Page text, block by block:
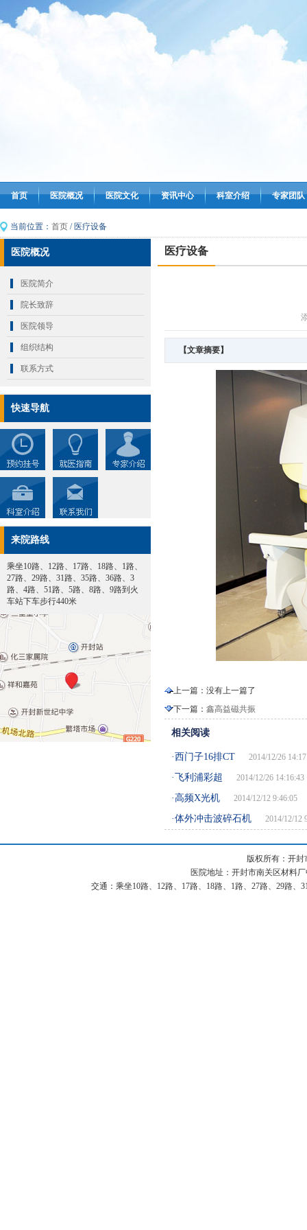
首页 医院概况 医院文化 资讯中心 科室介绍 专家团队
当前位置： 首页 / 医疗设备
医院概况
医院简介
院长致辞
医院领导
组织结构
联系方式
快速导航
来院路线
乘坐10路、12路、17路、18路、1路、
27路、29路、31路、35路、36路、3
路、4路、51路、5路、8路、9路到火
车站下车步行440米
医疗设备
【文章摘要】
上一篇：没有上一篇了
下一篇： 鑫高益磁共振
相关阅读
·西门子16排CT 2014/12/26
·飞利浦彩超 2014/12/26 14:16:43
·高频X光机 2014/12/12 9:46:05
·体外冲击波碎石机 2014/12/12
版权所有：开
医院地址：开封市南关区材料
交通：乘坐10路、12路、17路、18路、1路、27路、29路